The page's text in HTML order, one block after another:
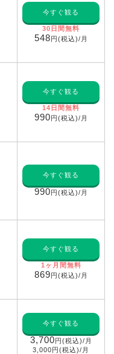
今すぐ観る
30日間無料
548円(税込)/月
今すぐ観る
14日間無料
990円(税込)/月
今すぐ観る
990円(税込)/月
今すぐ観る
1ヶ月間無料
869円(税込)/月
今すぐ観る
3,700円(税込)/月
3,000円(税込)/月